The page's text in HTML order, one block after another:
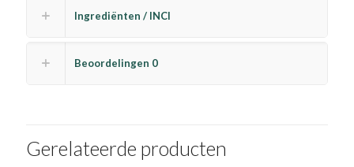
Ingrediënten / INCI
Beoordelingen 0
Gerelateerde producten